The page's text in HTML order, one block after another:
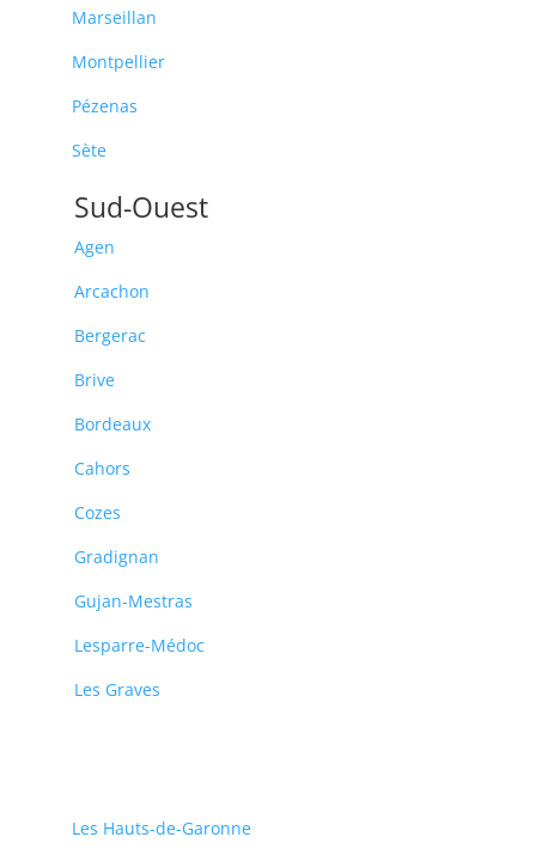
Marseillan
Montpellier
Pézenas
Sète
Sud-Ouest
Agen
Arcachon
Bergerac
Brive
Bordeaux
Cahors
Cozes
Gradignan
Gujan-Mestras
Lesparre-Médoc
Les Graves
Les Hauts-de-Garonne